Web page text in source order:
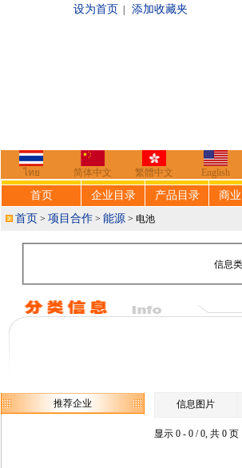
设为首页 添加收藏夹 你好
ไทย 简体中文 繁體中文 English
首页 企业目录 产品目录 商
首页 > 项目合作 > 能源 > 电池
信息
推荐企业 信息图片
显示 0 - 0 / 0, 共 0 页